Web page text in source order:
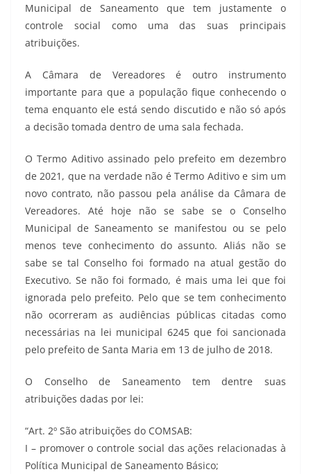
Municipal de Saneamento que tem justamente o
controle social como uma das suas principais
atribuições.
A Câmara de Vereadores é outro instrumento
importante para que a população fique conhecendo o
tema enquanto ele está sendo discutido e não só após
a decisão tomada dentro de uma sala fechada.
O Termo Aditivo assinado pelo prefeito em dezembro
de 2021, que na verdade não é Termo Aditivo e sim um
novo contrato, não passou pela análise da Câmara de
Vereadores. Até hoje não se sabe se o Conselho
Municipal de Saneamento se manifestou ou se pelo
menos teve conhecimento do assunto. Aliás não se
sabe se tal Conselho foi formado na atual gestão do
Executivo. Se não foi formado, é mais uma lei que foi
ignorada pelo prefeito. Pelo que se tem conhecimento
não ocorreram as audiências públicas citadas como
necessárias na lei municipal 6245 que foi sancionada
pelo prefeito de Santa Maria em 13 de julho de 2018.
O Conselho de Saneamento tem dentre suas
atribuições dadas por lei:
“Art. 2º São atribuições do COMSAB:
I – promover o controle social das ações relacionadas à
Política Municipal de Saneamento Básico;